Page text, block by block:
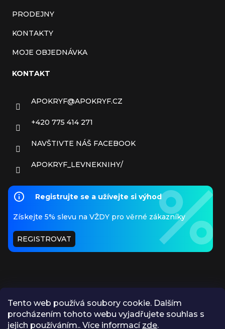
Tento web používá soubory cookie. Dalším
procházením tohoto webu vyjadřujete souhlas s
jejich používáním.. Více informací zde.
PRODEJNY
KONTAKTY
MOJE OBJEDNÁVKA
KONTAKT
APOKRYF@APOKRYF.CZ
+420 775 414 271
NAVŠTIVTE NÁŠ FACEBOOK
APOKRYF_LEVNEKNIHY/
Registrujte se a užívejte si výhod
Získejte 5% slevu na VŽDY pro věrné zákazníky
REGISTROVAT
PŘIJÍMÁME ONLINE PLATBY